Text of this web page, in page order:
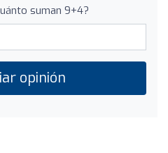
suman 9+4?
opinión